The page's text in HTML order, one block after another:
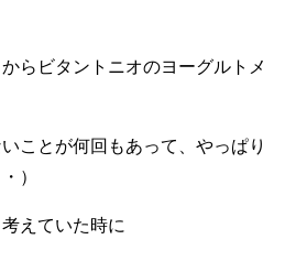
らビタントニオのヨーグルトメ
ことが何回もあって、やっぱり
）
えていた時に